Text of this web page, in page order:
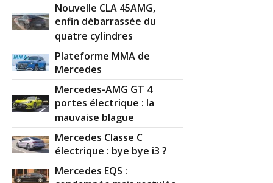
Nouvelle CLA 45AMG,
enfin débarrassée du
quatre cylindres
Plateforme MMA de
Mercedes
Mercedes-AMG GT 4
portes électrique : la
mauvaise blague
Mercedes Classe C
électrique : bye bye i3 ?
Mercedes EQS :